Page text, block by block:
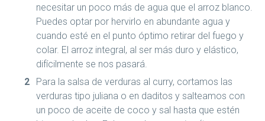
necesitar un poco más de agua que el arroz blanco.
Puedes optar por hervirlo en abundante agua y
cuando esté en el punto óptimo retirar del fuego y
colar. El arroz integral, al ser más duro y elástico,
difícilmente se nos pasará.
Para la salsa de verduras al curry, cortamos las
verduras tipo juliana o en daditos y salteamos con
un poco de aceite de coco y sal hasta que estén